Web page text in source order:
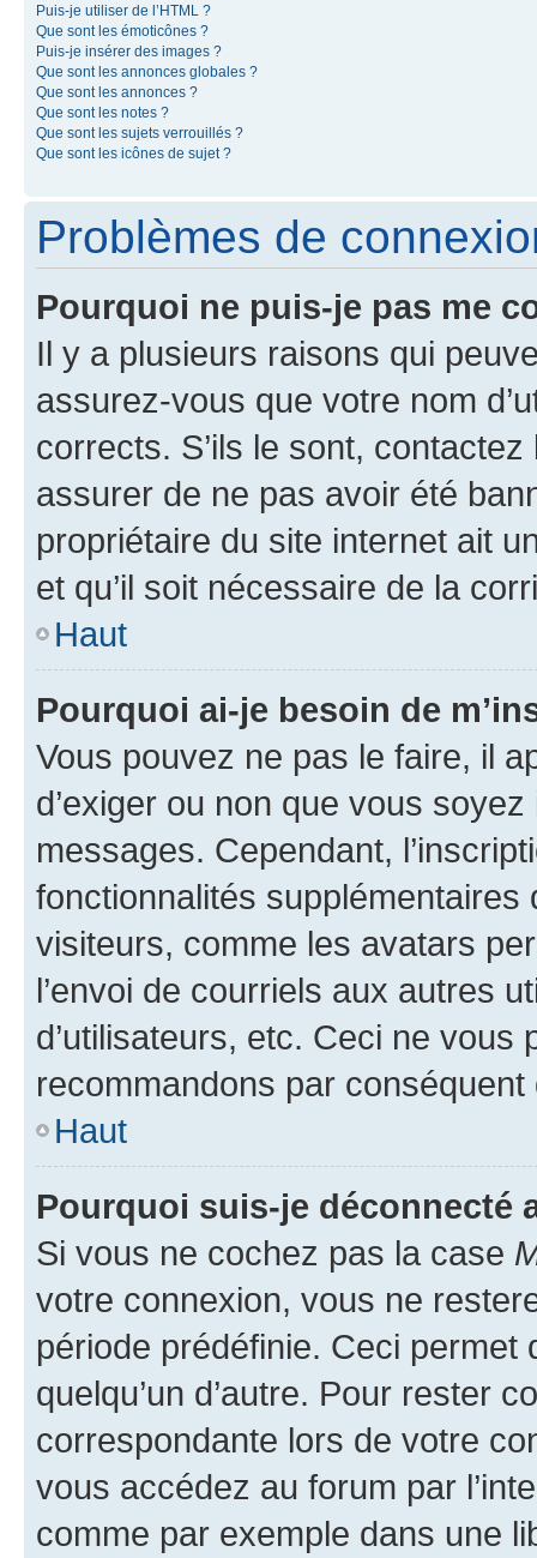
Puis-je utiliser de l’HTML ?
Que sont les émoticônes ?
Puis-je insérer des images ?
Que sont les annonces globales ?
Que sont les annonces ?
Que sont les notes ?
Que sont les sujets verrouillés ?
Que sont les icônes de sujet ?
Problèmes de
Pourquoi ne puis-je pas me
Il y a plusieurs raisons qui
assurez-vous que votre nom
corrects. S’ils le sont,
assurer de ne pas avoir été
propriétaire du site internet ait
et qu’il soit nécessaire de la
Haut
Pourquoi ai-je besoin de
Vous pouvez ne pas le faire, il
d’exiger ou non que vous
messages. Cependant,
fonctionnalités
visiteurs, comme les avatars
l’envoi de courriels aux autres
d’utilisateurs, etc. Ceci ne vous
recommandons par conséquent
Haut
Pourquoi suis-je déconnecté
Si vous ne cochez pas la case
votre connexion, vous ne
période prédéfinie. Ceci permet
quelqu’un d’autre. Pour rester
correspondante lors de votre
vous accédez au forum par
comme par exemple dans une